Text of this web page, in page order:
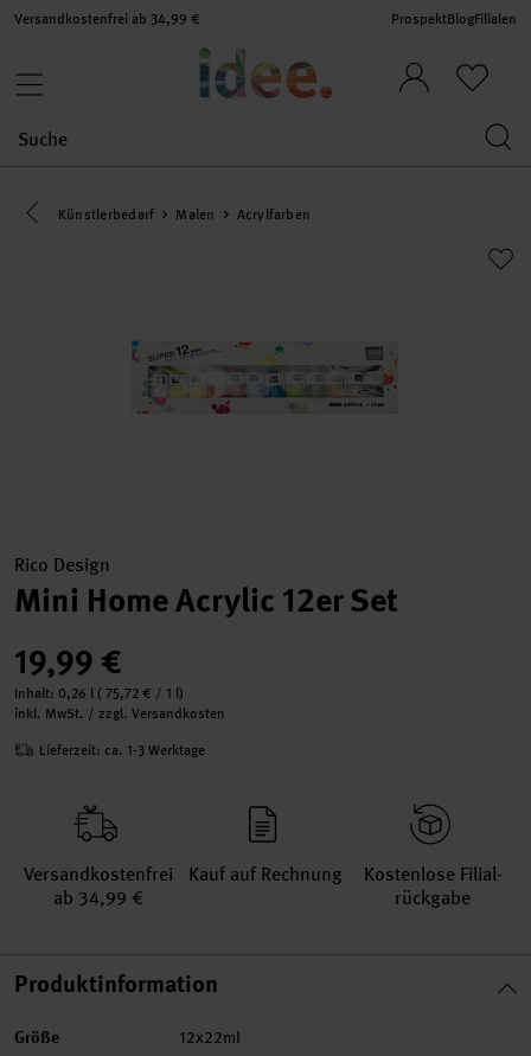
Versandkostenfrei ab 34,99 € ProspektBlogFilialen
Eine Kategorie zurück navigieren
Künstlerbedarf Malen Acrylfarben
Rico Design
Mini Home Acrylic 12er Set
19,99 €
Inhalt: 0,26 l ( 75,72 € / 1 l)
inkl. MwSt. / zzgl. Versandkosten
Lieferzeit: ca. 1-3 Werktage
Versand­kosten­frei
ab 34,99 €
Kauf auf Rechnung
Kosten­lose Filial­
rückgabe
Produktinformation
Größe 12x22ml